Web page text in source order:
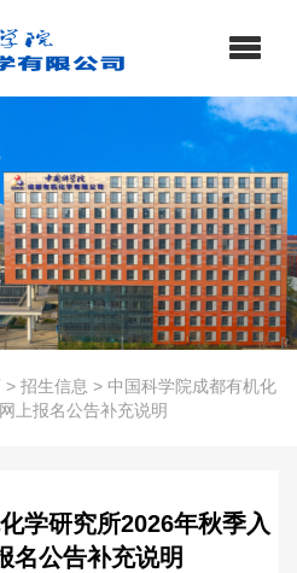
> 招生信息 > 中国科学院成都有机化
上报名公告补充说明
学研究所2026年秋季入
名公告补充说明